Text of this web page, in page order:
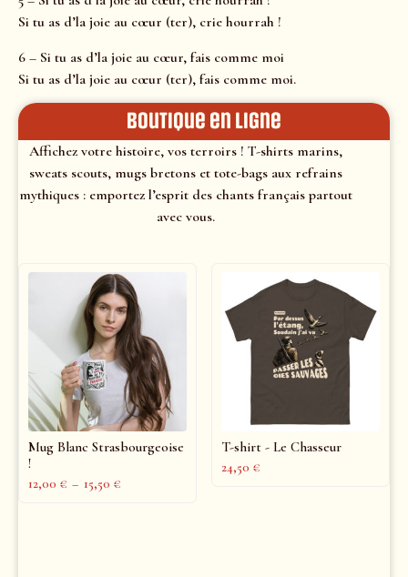
Si tu as d’la joie au cœur (ter), crie hourrah !
6 – Si tu as d’la joie au cœur, fais comme moi
Si tu as d’la joie au cœur (ter), fais comme moi.
Boutique en ligne
Affichez votre histoire, vos terroirs ! T-shirts marins,
sweats scouts, mugs bretons et tote-bags aux refrains
mythiques : emportez l’esprit des chants français partout
avec vous.
Mug Blanc Strasbourgeoise
!
12,00 € – 15,50 €
T-shirt - Le Chasseur
24,50 €